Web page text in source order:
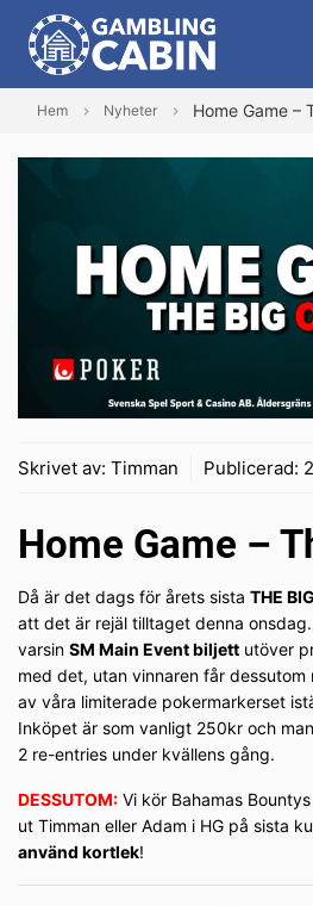
Hem Nyheter Home Game –
Skrivet av: Timman Publicerad:
Home Game –
Då är det dags för årets sista THE
att det är rejäl tilltaget denna
varsin SM Main Event biljett utöver
med det, utan vinnaren får
av våra limiterade pokermarkerset
Inköpet är som vanligt 250kr och
2 re-entries under kvällens gång.
DESSUTOM: Vi kör Bahamas
ut Timman eller Adam i HG på sista
använd kortlek!